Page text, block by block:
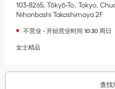
103-8265 Tōkyō-To Tokyo
Nihonbashi Takashimaya 2F
不营业 - 开始营业时间 10:30 周日
女士精品
查找